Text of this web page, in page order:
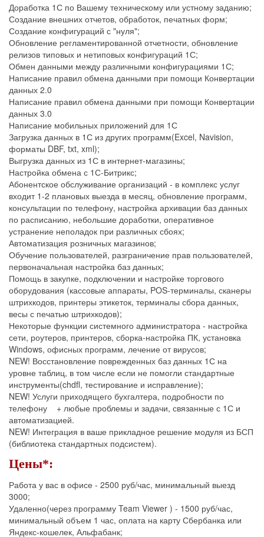
Доработка 1С по Вашему техническому или устному заданию;
Создание внешних отчетов, обработок, печатных форм;
Создание конфигураций с "нуля";
Обновление регламентированной отчетности, обновление
релизов типовых и нетиповых конфигураций 1С;
Обмен данными между различными конфигурациями 1С;
Написание правил обмена данными при помощи Конвертации
данных 2.0
Написание правил обмена данными при помощи Конвертации
данных 3.0
Написание мобильных приложений для 1С
Загрузка данных в 1С из других программ(Excel, Navision,
форматы DBF, txt, xml);
Выгрузка данных из 1С в интернет-магазины;
Настройка обмена с 1С-Битрикс;
Абонентское обслуживание организаций - в комплекс услуг
входит 1-2 плановых выезда в месяц, обновление программ,
консультации по телефону, настройка архивации баз данных
по расписанию, небольшие доработки, оперативное
устранение неполадок при различных сбоях;
Автоматизация розничных магазинов;
Обучение пользователей, разграничение прав пользователей,
первоначальная настройка баз данных;
Помощь в закупке, подключении и настройке торгового
оборудования (кассовые аппараты, POS-терминалы, сканеры
штрихкодов, принтеры этикеток, терминалы сбора данных,
весы с печатью штрихкодов);
Некоторые функции системного администратора - настройка
сети, роутеров, принтеров, сборка-настройка ПК, установка
Windows, офисных программ, лечение от вирусов;
NEW! Восстановление поврежденных баз данных 1С на
уровне таблиц, в том числе если не помогли стандартные
инструменты(chdfl, тестирование и исправление);
NEW! Услуги приходящего бухгалтера, подробности по
телефону + любые проблемы и задачи, связанные с 1С и
автоматизацией.
NEW! Интеграция в ваше прикладное решение модуля из БСП
(библиотека стандартных подсистем).
Цены*:
Работа у вас в офисе - 2500 руб/час, минимальный выезд
3000;
Удаленно(через программу Team Viewer ) - 1500 руб/час,
минимальный объем 1 час, оплата на карту Сбербанка или
Яндекс-кошелек, Альфабанк;